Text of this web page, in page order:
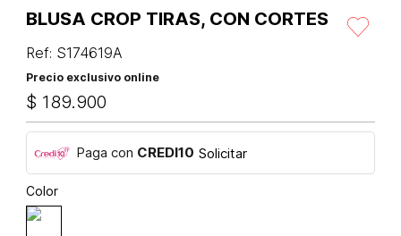
BLUSA CROP TIRAS, CON CORTES
Ref: S174619A
Precio exclusivo online
$ 189.900
Paga con CREDI10 Solicitar
Color